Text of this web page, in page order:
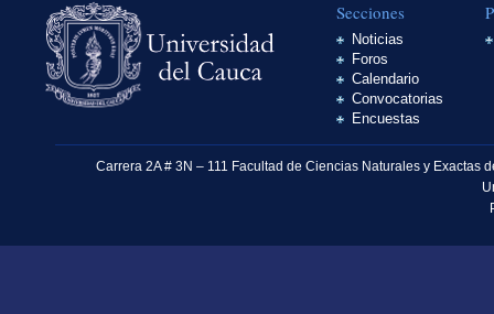
Secciones
Noticias
Foros
Calendario
Convocatorias
Encuestas
Carrera 2A # 3N – 111 Facultad de Ciencias Naturales y